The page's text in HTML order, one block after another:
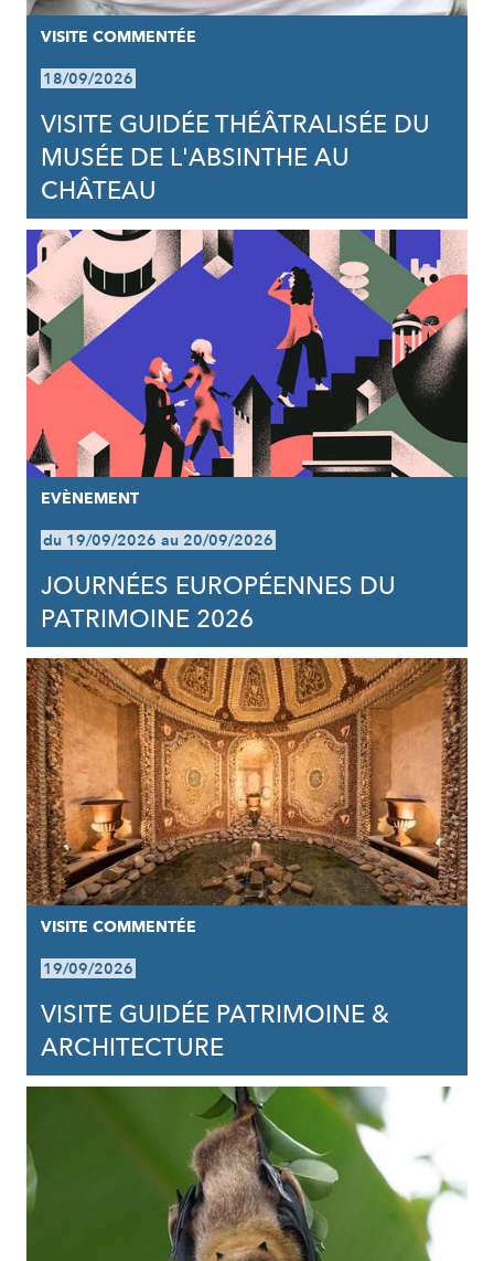
VISITE COMMENTÉE
18/09/2026
VISITE GUIDÉE THÉÂTRALISÉE DU
MUSÉE DE L'ABSINTHE AU
CHÂTEAU
EVÈNEMENT
du 19/09/2026 au 20/09/2026
JOURNÉES EUROPÉENNES DU
PATRIMOINE 2026
VISITE COMMENTÉE
19/09/2026
VISITE GUIDÉE PATRIMOINE &
ARCHITECTURE